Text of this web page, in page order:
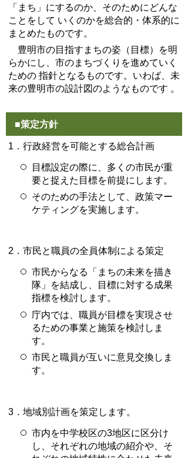
「まち」にするのか、そのためにどんな
ことをして いくのかを総合的・体系的に
まとめたものです。
豊明市の目指すまちの姿（目標）を明
らかにし、市のまちづくりを進めていく
ための 指針となるものです。いわば、未
来の豊明市の設計図のようなものです 。
■策定方針
1．行政経営を可能とする総合計画
目標設定の際に、多くの市民が重
要と捉えた目標を前提にします。
そのための手法として、政策マー
ケティングを実施します。
2．市民と職員の全員体制による策定
市民からなる「まちの未来を描き
隊」を結成し、目標に対する成果
指標を検討します。
庁内では、職員が目標を実現させ
るための事業と施策を検討しま
す。
市民と職員が互いに意見交換しま
す。
3．地域別計画を策定します。
市内を中学校区の3地区に区分け
し、それぞれの地域の紹介や、そ